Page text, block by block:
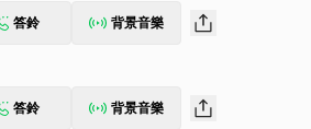
答鈴 背景音樂
答鈴 背景音樂